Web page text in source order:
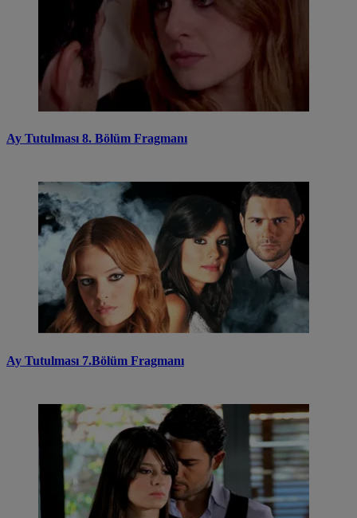
Ay Tutulması 8. Bölüm Fragmanı
Ay Tutulması 7.Bölüm Fragmanı